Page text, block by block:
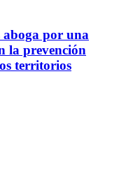
por una
la prevención
territorios